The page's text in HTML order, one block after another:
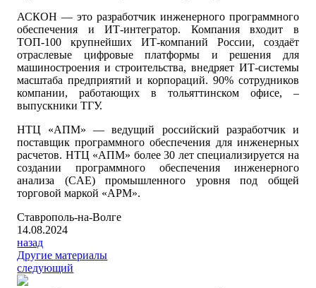
АСКОН — это разработчик инженерного программного
обеспечения и ИТ-интегратор. Компания входит в
ТОП-100 крупнейших ИТ-компаний России, создаёт
отраслевые цифровые платформы и решения для
машиностроения и строительства, внедряет ИТ-системы
масштаба предприятий и корпораций. 90% сотрудников
компании, работающих в тольяттинском офисе, –
выпускники ТГУ.
НТЦ «АПМ» — ведущий российский разработчик и
поставщик программного обеспечения для инженерных
расчетов. НТЦ «АПМ» более 30 лет специализируется на
создании программного обеспечения инженерного
анализа (CAE) промышленного уровня под общей
торговой маркой «APM».
Ставрополь-на-Волге
14.08.2024
назад
Другие материалы
следующий